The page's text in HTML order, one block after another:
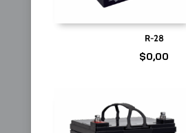
R-28
$0,00